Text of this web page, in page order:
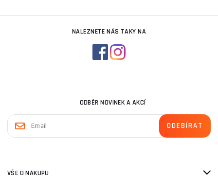
NALEZNETE NÁS TAKY NA
ODBĚR NOVINEK A AKCÍ
VŠE O NÁKUPU